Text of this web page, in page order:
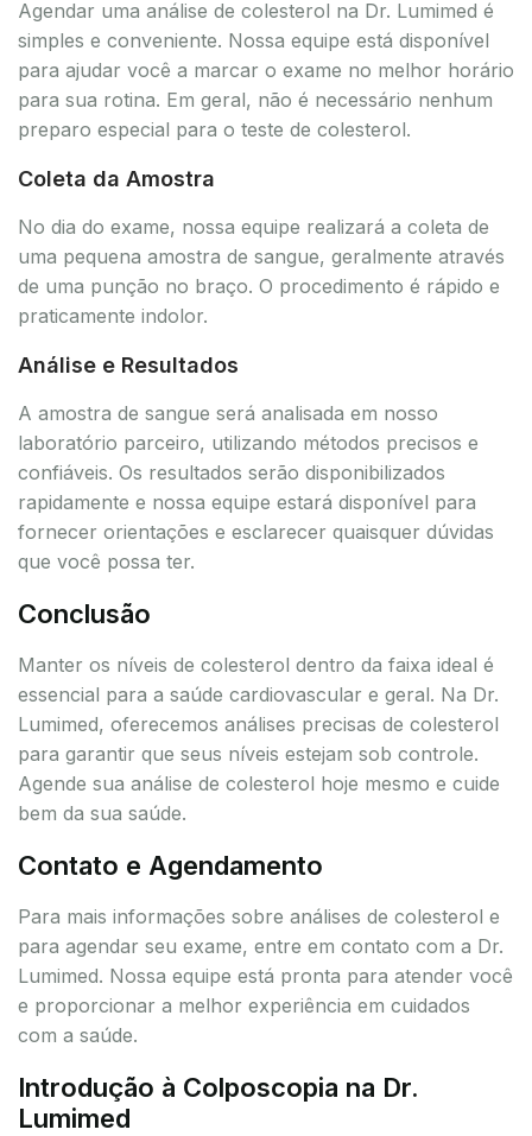
Agendar uma análise de colesterol na Dr. Lumimed é
simples e conveniente. Nossa equipe está disponível
para ajudar você a marcar o exame no melhor horário
para sua rotina. Em geral, não é necessário nenhum
preparo especial para o teste de colesterol.
Coleta da Amostra
No dia do exame, nossa equipe realizará a coleta de
uma pequena amostra de sangue, geralmente através
de uma punção no braço. O procedimento é rápido e
praticamente indolor.
Análise e Resultados
A amostra de sangue será analisada em nosso
laboratório parceiro, utilizando métodos precisos e
confiáveis. Os resultados serão disponibilizados
rapidamente e nossa equipe estará disponível para
fornecer orientações e esclarecer quaisquer dúvidas
que você possa ter.
Conclusão
Manter os níveis de colesterol dentro da faixa ideal é
essencial para a saúde cardiovascular e geral. Na Dr.
Lumimed, oferecemos análises precisas de colesterol
para garantir que seus níveis estejam sob controle.
Agende sua análise de colesterol hoje mesmo e cuide
bem da sua saúde.
Contato e Agendamento
Para mais informações sobre análises de colesterol e
para agendar seu exame, entre em contato com a Dr.
Lumimed. Nossa equipe está pronta para atender você
e proporcionar a melhor experiência em cuidados
com a saúde.
Introdução à Colposcopia na Dr.
Lumimed